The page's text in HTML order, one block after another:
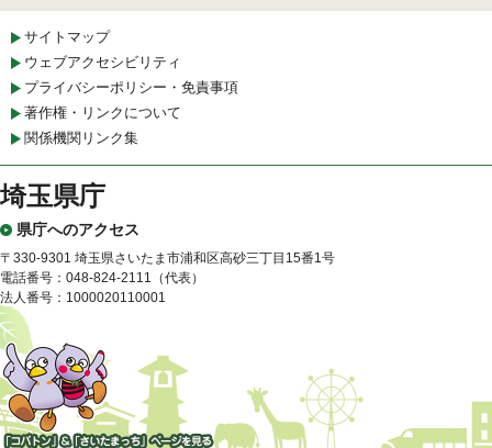
サイトマップ
ウェブアクセシビリティ
プライバシーポリシー・免責事項
著作権・リンクについて
関係機関リンク集
埼玉県庁
県庁へのアクセス
〒330-9301 埼玉県さいたま市浦和区高砂三丁目15番1号
電話番号：048-824-2111（代表）
法人番号：1000020110001